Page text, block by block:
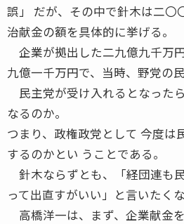
誤」 だが、その中で針木は二〇
治献金の額を具体的に挙げる。
企業が拠出した二九億九千万
九億一千万円で、当時、野党の
民主党が受け入れるとなった
なるのか。
つまり、政権政党として 今度は
するのかとい うことである。
針木ならずとも、「経団連も
って出直すがいい」と言いたくな
高橋洋一は、まず、企業献金